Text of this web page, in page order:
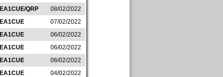
EA1CUE/QRP
08/02/2022
EA1CUE
07/02/2022
EA1CUE
06/02/2022
EA1CUE
06/02/2022
EA1CUE
06/02/2022
EA1CUE
04/02/2022